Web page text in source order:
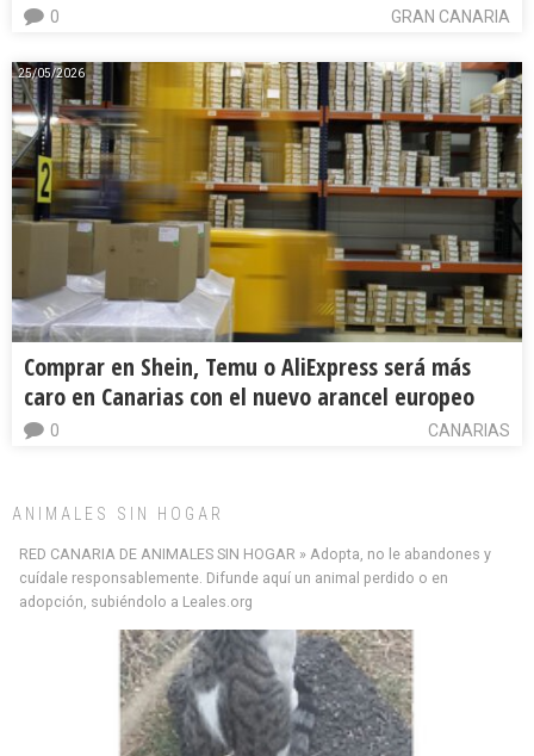
GRAN CANARIA
0
25/05/2026
Comprar en Shein, Temu o AliExpress será más
caro en Canarias con el nuevo arancel europeo
CANARIAS
0
ANIMALES SIN HOGAR
RED CANARIA DE ANIMALES SIN HOGAR » Adopta, no le abandones y
cuídale responsablemente. Difunde aquí un animal perdido o en
adopción, subiéndolo a Leales.org